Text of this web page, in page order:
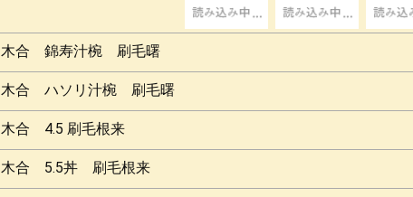
木合 錦寿汁椀 刷毛曙
木合 ハソリ汁椀 刷毛曙
木合 4.5 刷毛根来
木合 5.5丼 刷毛根来